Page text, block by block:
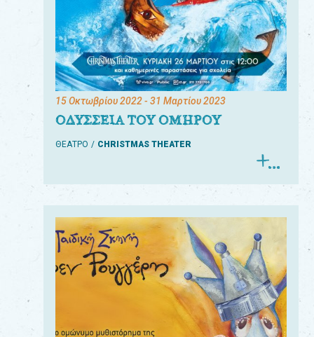
15 Οκτωβρίου 2022- 31 Μαρτίου 2023
ΟΔΥΣΣΕΙΑ ΤΟΥ ΟΜΗΡΟΥ
ΘΕΑΤΡΟ CHRISTMAS THEATER